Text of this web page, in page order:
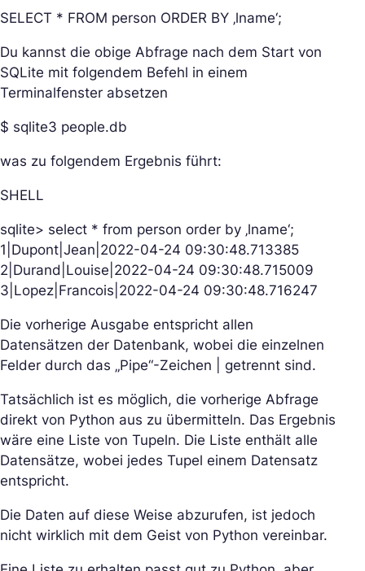
SELECT * FROM person ORDER BY ‚lname‘;
Du kannst die obige Abfrage nach dem Start von
SQLite mit folgendem Befehl in einem
Terminalfenster absetzen
$ sqlite3 people.db
was zu folgendem Ergebnis führt:
SHELL
sqlite> select * from person order by ‚lname‘;
1|Dupont|Jean|2022-04-24 09:30:48.713385
2|Durand|Louise|2022-04-24 09:30:48.715009
3|Lopez|Francois|2022-04-24 09:30:48.716247
Die vorherige Ausgabe entspricht allen
Datensätzen der Datenbank, wobei die einzelnen
Felder durch das „Pipe“-Zeichen | getrennt sind.
Tatsächlich ist es möglich, die vorherige Abfrage
direkt von Python aus zu übermitteln. Das Ergebnis
wäre eine Liste von Tupeln. Die Liste enthält alle
Datensätze, wobei jedes Tupel einem Datensatz
entspricht.
Die Daten auf diese Weise abzurufen, ist jedoch
nicht wirklich mit dem Geist von Python vereinbar.